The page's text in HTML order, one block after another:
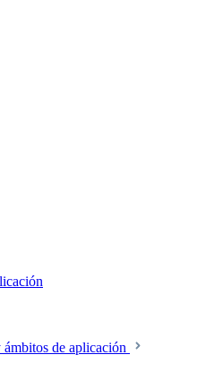
de aplicación